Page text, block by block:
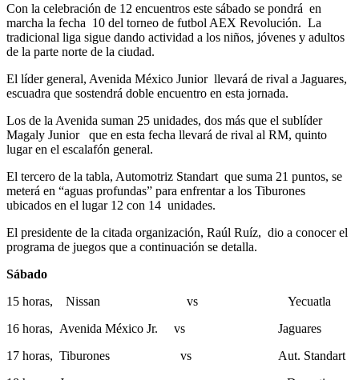
Con la celebración de 12 encuentros este sábado se pondrá en
marcha la fecha 10 del torneo de futbol AEX Revolución. La
tradicional liga sigue dando actividad a los niños, jóvenes y adultos
de la parte norte de la ciudad.
El líder general, Avenida México Junior llevará de rival a Jaguares,
escuadra que sostendrá doble encuentro en esta jornada.
Los de la Avenida suman 25 unidades, dos más que el sublíder
Magaly Junior que en esta fecha llevará de rival al RM, quinto
lugar en el escalafón general.
El tercero de la tabla, Automotriz Standart que suma 21 puntos, se
meterá en “aguas profundas” para enfrentar a los Tiburones
ubicados en el lugar 12 con 14 unidades.
El presidente de la citada organización, Raúl Ruíz, dio a conocer el
programa de juegos que a continuación se detalla.
Sábado
15 horas, Nissan vs Yecuatla
16 horas, Avenida México Jr. vs Jaguares
17 horas, Tiburones vs Aut. Standart